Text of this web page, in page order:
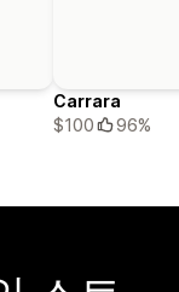
Carrara
$100
96%